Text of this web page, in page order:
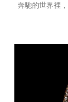
奔馳的世界裡